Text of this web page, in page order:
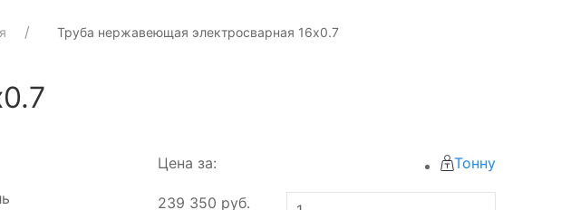
Труба нержавеющая электросварная 16х0.7
Цена за: Тонну
239 350 руб.